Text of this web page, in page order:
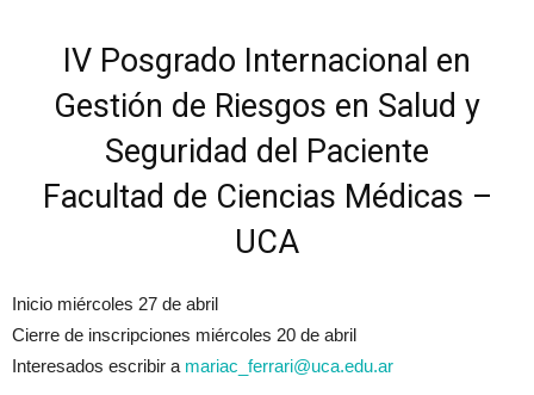
IV Posgrado Internacional en
Gestión de Riesgos en Salud y
Seguridad del Paciente
Facultad de Ciencias Médicas –
UCA
Inicio miércoles 27 de abril
Cierre de inscripciones miércoles 20 de abril
Interesados escribir a mariac_ferrari@uca.edu.ar